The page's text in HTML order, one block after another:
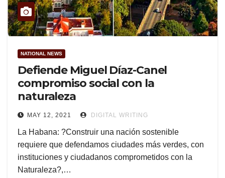
NATIONAL NEWS
Defiende Miguel Díaz-Canel
compromiso social con la
naturaleza
MAY 12, 2021 DIGITAL WRITING
La Habana: ?Construir una nación sostenible
requiere que defendamos ciudades más verdes, con
instituciones y ciudadanos comprometidos con la
Naturaleza?,…